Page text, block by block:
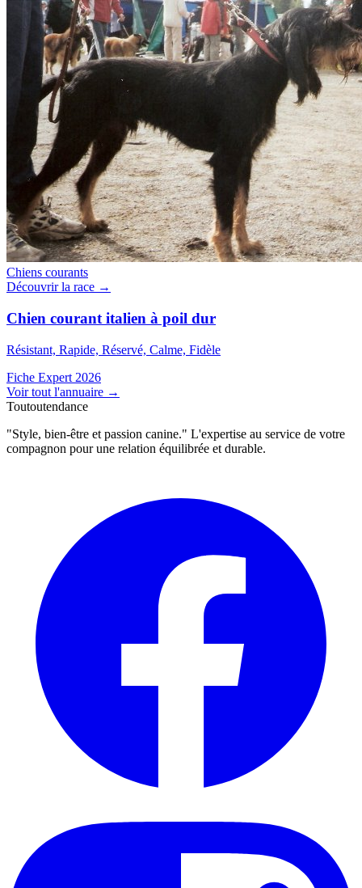
Chiens courants
Découvrir la race →
Chien courant italien à poil dur
Résistant, Rapide, Réservé, Calme, Fidèle
Fiche Expert 2026
Voir tout l'annuaire →
Toutoutendance
"Style, bien-être et passion canine." L'expertise au service de votre
compagnon pour une relation équilibrée et durable.